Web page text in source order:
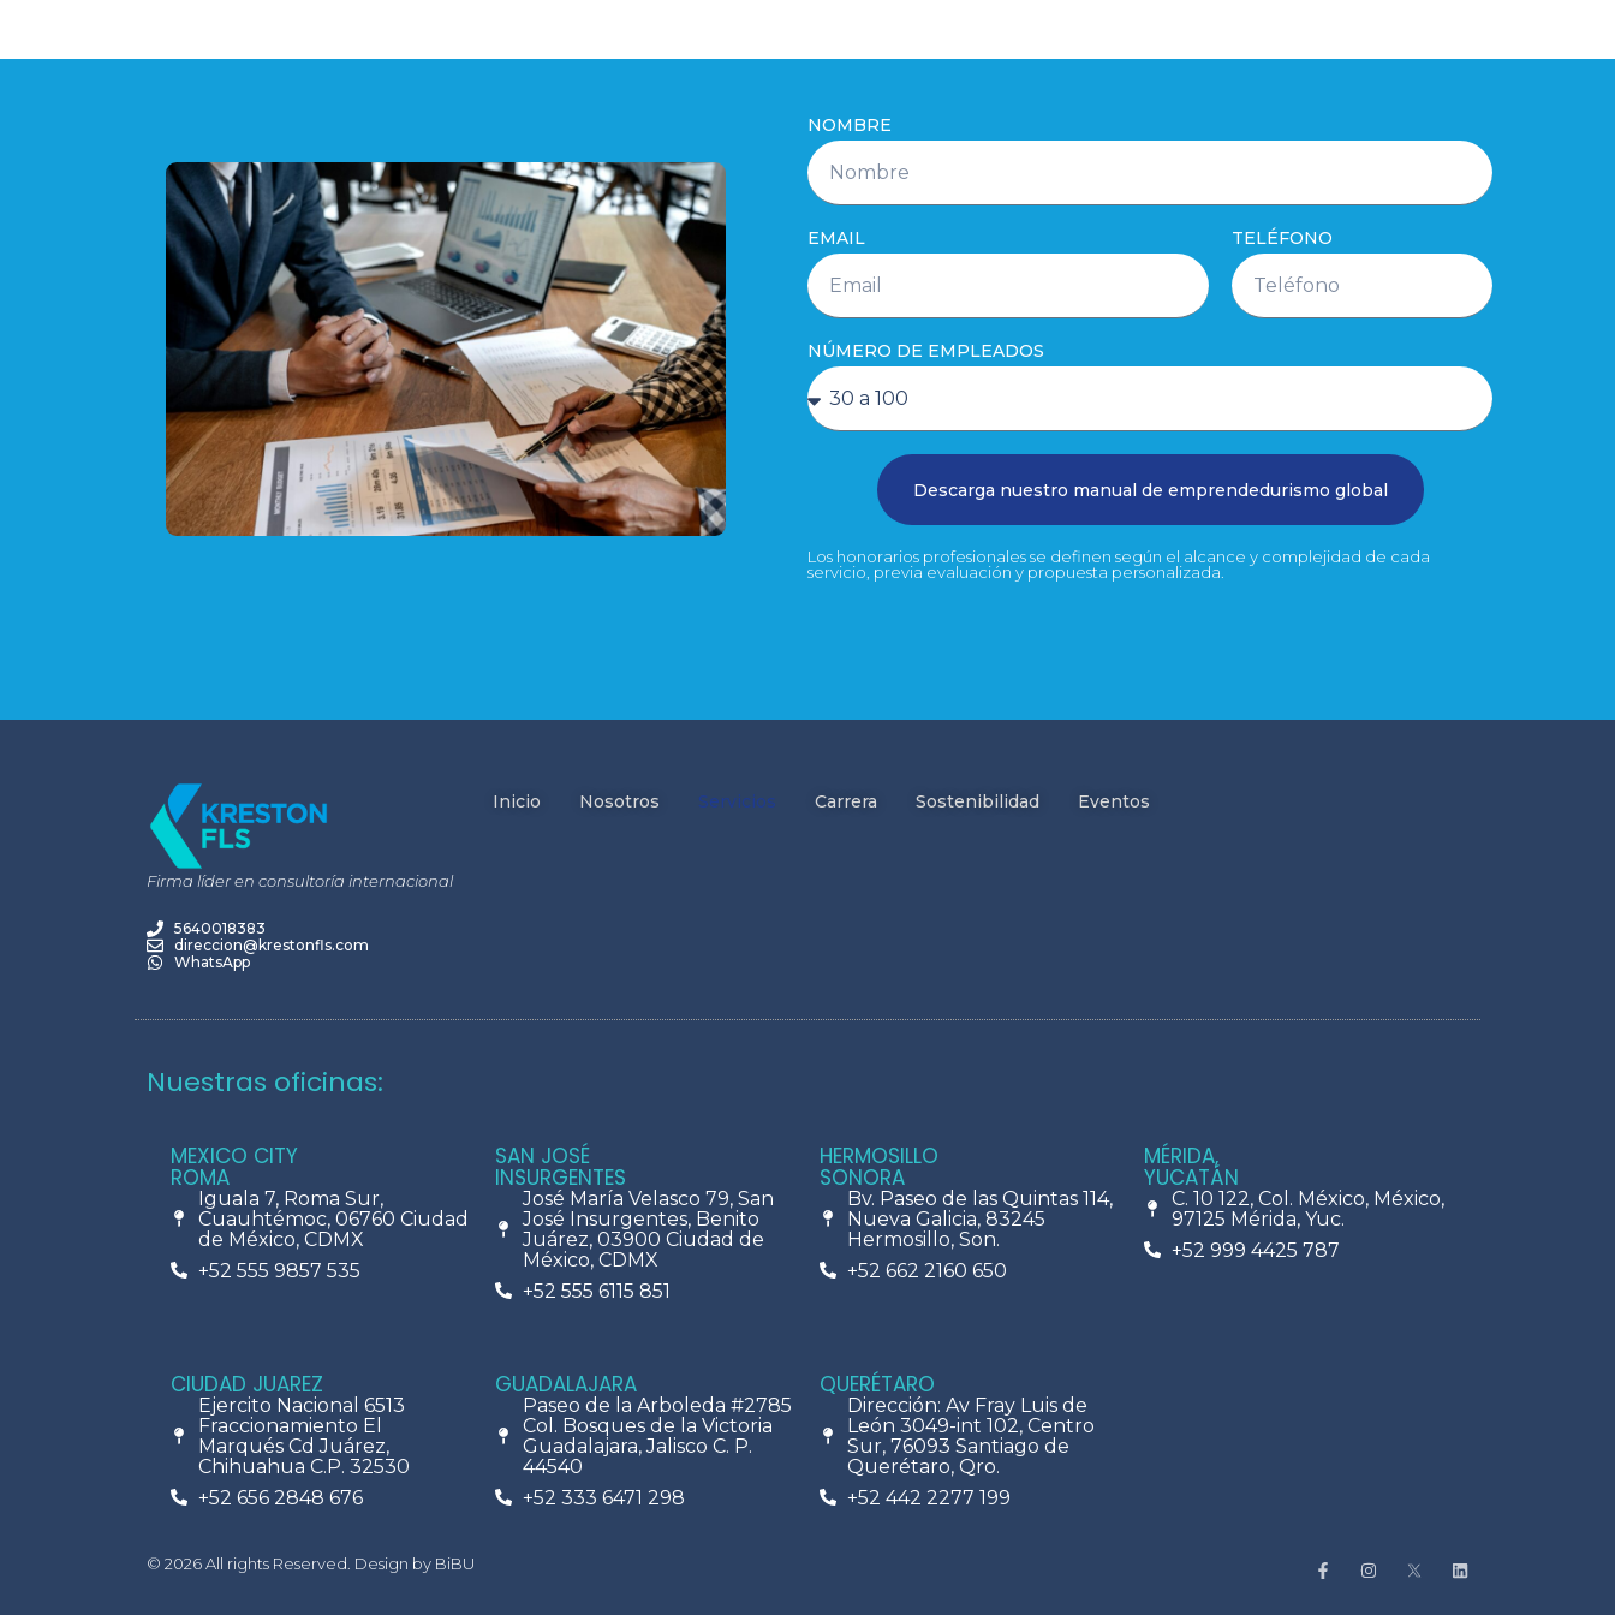
NOMBRE
EMAIL TELÉFONO
NÚMERO DE EMPLEADOS
Descarga nuestro manual de emprendedurismo global
Los honorarios profesionales se definen según el alcance y complejidad de cada
servicio, previa evaluación y propuesta personalizada.
Firma líder en consultoría internacional
5640018383
direccion@krestonfls.com
WhatsApp
Inicio Nosotros Servicios Carrera Sostenibilidad Eventos
Nuestras oficinas:
MEXICO CITY
ROMA
Iguala 7, Roma Sur,
Cuauhtémoc, 06760 Ciudad
de México, CDMX
+52 555 9857 535
SAN JOSÉ
INSURGENTES
José María Velasco 79, San
José Insurgentes, Benito
Juárez, 03900 Ciudad de
México, CDMX
+52 555 6115 851
HERMOSILLO
SONORA
Bv. Paseo de las Quintas 114,
Nueva Galicia, 83245
Hermosillo, Son.
+52 662 2160 650
MÉRIDA,
YUCATÁN
C. 10 122, Col. México, México,
97125 Mérida, Yuc.
+52 999 4425 787
CIUDAD JUAREZ
Ejercito Nacional 6513
Fraccionamiento El
Marqués Cd Juárez,
Chihuahua C.P. 32530
+52 656 2848 676
GUADALAJARA
Paseo de la Arboleda #2785
Col. Bosques de la Victoria
Guadalajara, Jalisco C. P.
44540
+52 333 6471 298
QUERÉTARO
Dirección: Av Fray Luis de
León 3049-int 102, Centro
Sur, 76093 Santiago de
Querétaro, Qro.
+52 442 2277 199
© 2026 All rights Reserved. Design by BiBU